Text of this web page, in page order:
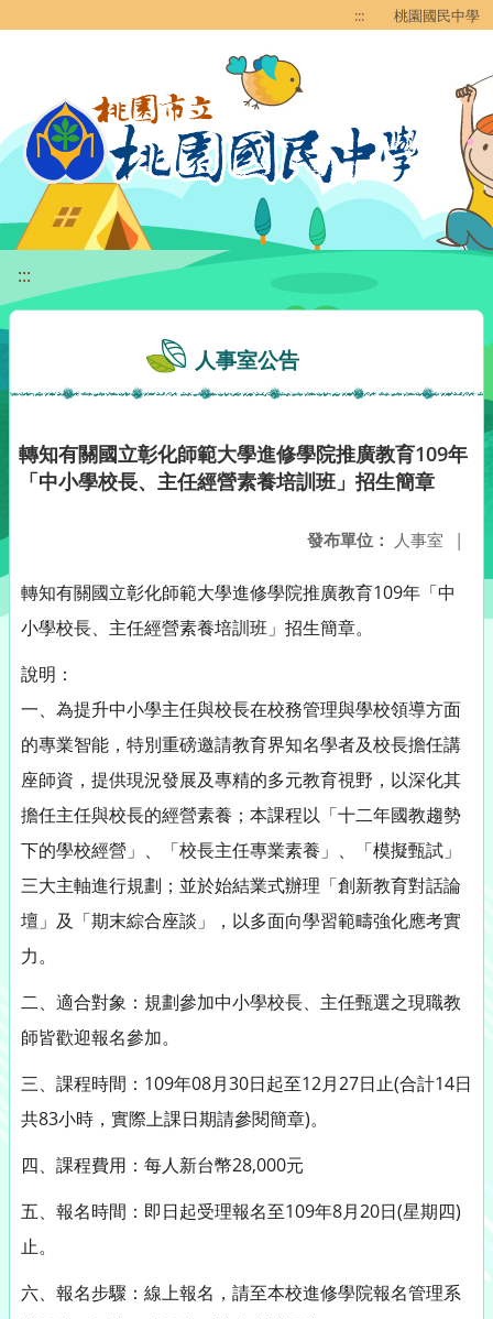
::: 桃園國民中學
:::
人事室公告
轉知有關國立彰化師範大學進修學院推廣教育109年
「中小學校長、主任經營素養培訓班」招生簡章
發布單位： 人事室 |
轉知有關國立彰化師範大學進修學院推廣教育109年「中
小學校長、主任經營素養培訓班」招生簡章。
說明：
一、為提升中小學主任與校長在校務管理與學校領導方面
的專業智能，特別重磅邀請教育界知名學者及校長擔任講
座師資，提供現況發展及專精的多元教育視野，以深化其
擔任主任與校長的經營素養；本課程以「十二年國教趨勢
下的學校經營」、「校長主任專業素養」、「模擬甄試」
三大主軸進行規劃；並於始結業式辦理「創新教育對話論
壇」及「期末綜合座談」，以多面向學習範疇強化應考實
力。
二、適合對象：規劃參加中小學校長、主任甄選之現職教
師皆歡迎報名參加。
三、課程時間：109年08月30日起至12月27日止(合計14日
共83小時，實際上課日期請參閱簡章)。
四、課程費用：每人新台幣28,000元
五、報名時間：即日起受理報名至109年8月20日(星期四)
止。
六、報名步驟：線上報名，請至本校進修學院報名管理系